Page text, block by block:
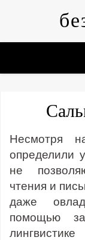
Несмотря
определили
не
чтения и
даже
помощью